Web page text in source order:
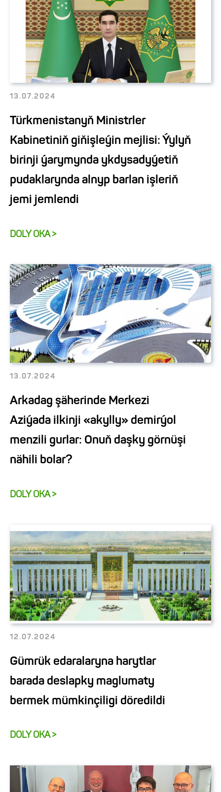
13.07.2024
Türkmenistanyň Ministrler
Kabinetiniň giňişleýin mejlisi: Ýylyň
birinji ýarymynda ykdysadyýetiň
pudaklarynda alnyp barlan işleriň
jemi jemlendi
DOLY OKA >
13.07.2024
Arkadag şäherinde Merkezi
Aziýada ilkinji «akylly» demirýol
menzili gurlar: Onuň daşky görnüşi
nähili bolar?
DOLY OKA >
12.07.2024
Gümrük edaralaryna harytlar
barada deslapky maglumaty
bermek mümkinçiligi döredildi
DOLY OKA >